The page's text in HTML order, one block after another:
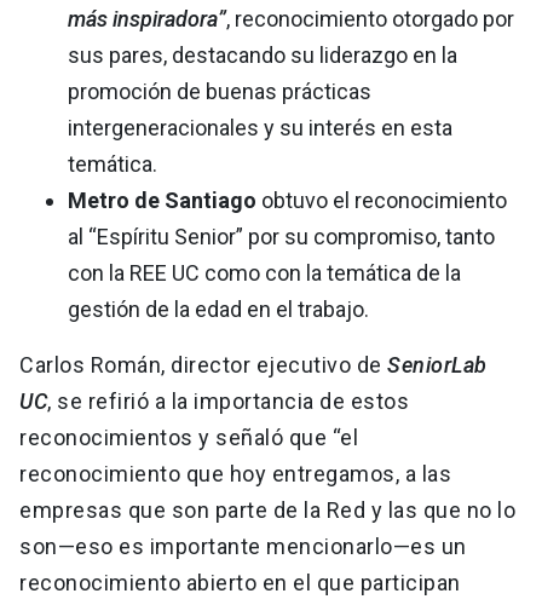
más inspiradora”, reconocimiento otorgado por
sus pares, destacando su liderazgo en la
promoción de buenas prácticas
intergeneracionales y su interés en esta
temática.
Metro de Santiago obtuvo el reconocimiento
al “Espíritu Senior” por su compromiso, tanto
con la REE UC como con la temática de la
gestión de la edad en el trabajo.
Carlos Román, director ejecutivo de SeniorLab
UC, se refirió a la importancia de estos
reconocimientos y señaló que “el
reconocimiento que hoy entregamos, a las
empresas que son parte de la Red y las que no lo
son—eso es importante mencionarlo—es un
reconocimiento abierto en el que participan